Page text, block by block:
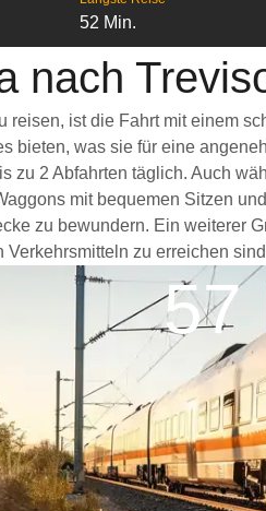
52 Min.
nach
ist die Fahrt mit einem
bieten, was sie für eine
zu 2 Abfahrten täglich. Auch
mit bequemen Sitzen
zu bewundern. Ein
zu erreichen
57